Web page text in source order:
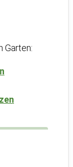
Garten: